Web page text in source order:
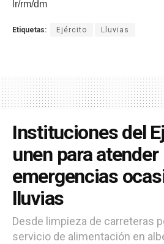
lr/rm/dm
Etiquetas: Ejército Lluvias
Instituciones del
unen para atender
emergencias
lluvias
Desde limpieza de carreteras
servicio de alimentación en